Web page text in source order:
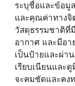
t
e
r
)
ระบุชื่อและข้อมู
และคุณค่าทางจิ
วัสดุธรรมชาติที่
อากาศ และมีอา
เป็นป้ายและผ่า
เรียบเนียนและ
จะคมชัดและคง